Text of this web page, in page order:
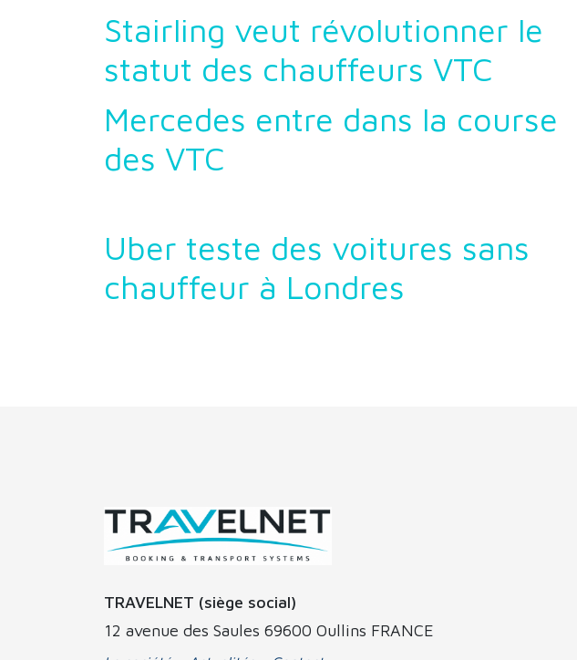
Stairling veut révolutionner le
statut des chauffeurs VTC
Mercedes entre dans la course
des VTC
Uber teste des voitures sans
chauffeur à Londres
TRAVELNET (siège social)
12 avenue des Saules 69600 Oullins FRANCE